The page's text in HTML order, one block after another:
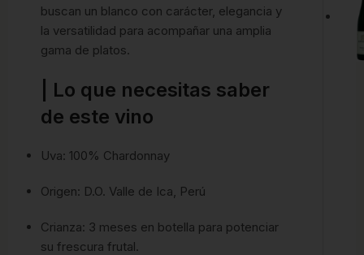
buscan un blanco con carácter, elegancia y
la versatilidad para acompañar una amplia
gama de platos.
| Lo que necesitas saber
de este vino
Uva: 100% Chardonnay
Origen: D.O. Valle de Ica, Perú
Crianza: 3 meses en botella para potenciar
su frescura frutal.